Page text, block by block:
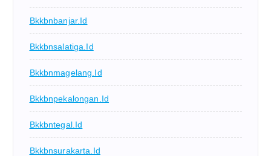
Bkkbnbanjar.id
Bkkbnsalatiga.id
Bkkbnmagelang.id
Bkkbnpekalongan.id
Bkkbntegal.id
Bkkbnsurakarta.id